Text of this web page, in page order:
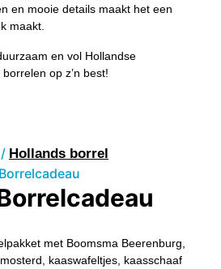
en mooie details maakt het een
maakt.
en vol Hollandse
op z’n best!
/ Hollands borrel
met Boomsma Beerenburg,
kaaswafeltjes, kaasschaaf